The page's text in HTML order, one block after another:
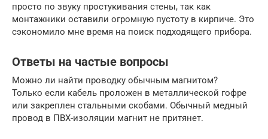
просто по звуку простукивания стены, так как
монтажники оставили огромную пустоту в кирпиче. Это
сэкономило мне время на поиск подходящего прибора.
Ответы на частые вопросы
Можно ли найти проводку обычным магнитом?
Только если кабель проложен в металлической гофре
или закреплен стальными скобами. Обычный медный
провод в ПВХ-изоляции магнит не притянет.